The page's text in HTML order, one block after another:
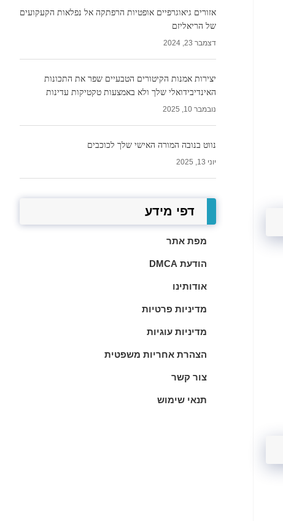
אזורים גיאוגרפיים אופטיות הרפתקה אל נפלאות הקעקועים
של הריאליזם
דצמבר 23, 2024
יצירות אמנות הקיטורים הטבעיים שפר את התכונות
האינדיבידואלי שלך ולא באמצעות טקטיקות עדינות
נובמבר 10, 2025
נווט בנובה המורה האישי שלך לכוכבים
יוני 13, 2025
דפי מידע
מפת אתר
הודעת DMCA
אודותינו
מדיניות פרטיות
מדיניות עוגיות
הצהרת אחריות משפטית
צור קשר
תנאי שימוש